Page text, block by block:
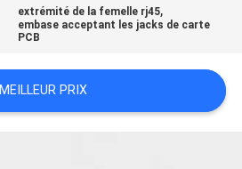
extrémité de la femelle rj45,
embase acceptant les jacks de carte
PCB
MEILLEUR PRIX